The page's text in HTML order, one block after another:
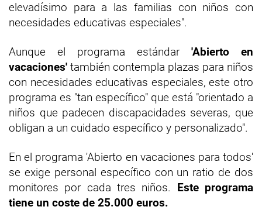
elevadísimo para a las familias con niños con
necesidades educativas especiales".
Aunque el programa estándar 'Abierto en
vacaciones' también contempla plazas para niños
con necesidades educativas especiales, este otro
programa es "tan específico" que está "orientado a
niños que padecen discapacidades severas, que
obligan a un cuidado específico y personalizado".
En el programa 'Abierto en vacaciones para todos'
se exige personal específico con un ratio de dos
monitores por cada tres niños. Este programa
tiene un coste de 25.000 euros.